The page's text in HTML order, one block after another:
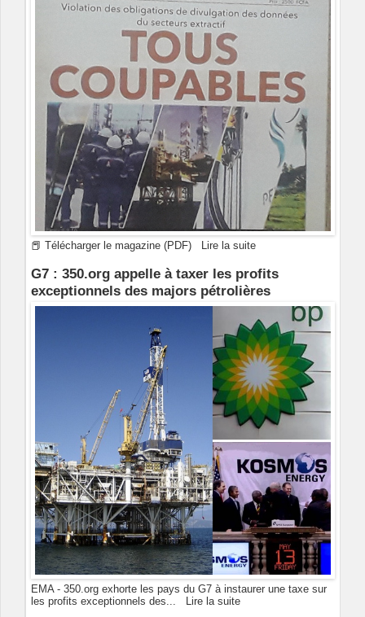
📕 Télécharger le magazine (PDF) Lire la suite
G7 : 350.org appelle à taxer les profits
exceptionnels des majors pétrolières
EMA - 350.org exhorte les pays du G7 à instaurer une taxe sur
les profits exceptionnels des...
Lire la suite